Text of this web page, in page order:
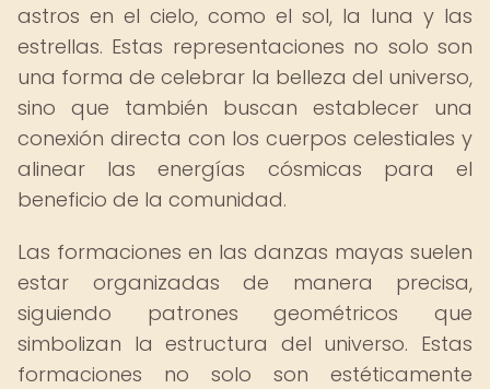
astros en el cielo, como el sol, la luna y las
estrellas. Estas representaciones no solo son
una forma de celebrar la belleza del universo,
sino que también buscan establecer una
conexión directa con los cuerpos celestiales y
alinear las energías cósmicas para el
beneficio de la comunidad.
Las formaciones en las danzas mayas suelen
estar organizadas de manera precisa,
siguiendo patrones geométricos que
simbolizan la estructura del universo. Estas
formaciones no solo son estéticamente